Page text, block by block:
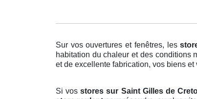
Sur vos ouvertures et fenêtres, les
habitation du chaleur et des conditions
et de excellente fabrication, vos biens et
Si vosstores sur Saint Gilles de